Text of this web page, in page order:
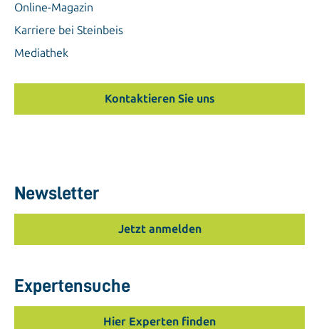
Online-Magazin
Karriere bei Steinbeis
Mediathek
Kontaktieren Sie uns
Newsletter
Jetzt anmelden
Expertensuche
Hier Experten finden